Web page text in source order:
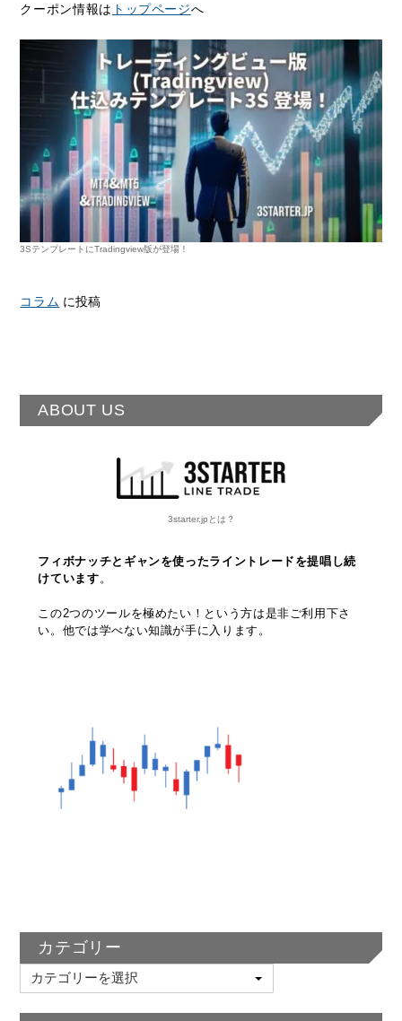
クーポン情報は トップページへ
3SテンプレートにTradingview版が登場！
コラム に投稿
ABOUT US
3starter.jpとは？
フィボナッチとギャンを使ったライントレードを提唱し続
けています。
この2つのツールを極めたい！という方は是非ご利用下さ
い。他では学べない知識が手に入ります。
カテゴリー
カ
テ
ゴ